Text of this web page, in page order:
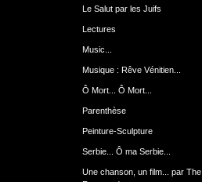
Le Salut par les Juifs
Lectures
Music...
Musique : Rêve Vénitien...
Ô Mort... Ô Mort...
Parenthèse
Peinture-Sculpture
Serbie... Ô ma Serbie...
Une chanson, un film... par The